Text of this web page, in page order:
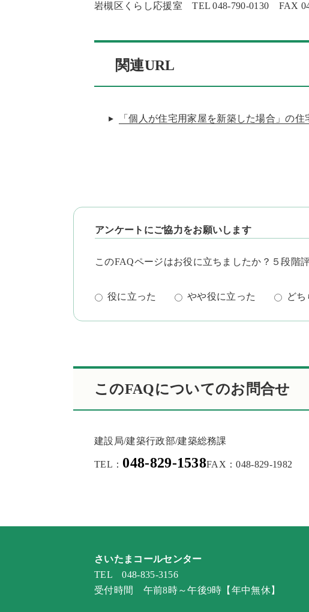
岩槻区くらし応援室 TEL 048-790-0130 FAX
関連URL
「個人が住宅用家屋を新築した場合」の
アンケートにご協力をお願いします
このFAQページはお役に立ちましたか？５段階
役に立った やや役に立った ど
このFAQについてのお問合せ
建設局/建築行政部/建築総務課
TEL： 048-829-1538FAX：048-829-1982
さいたまコールセンター
TEL 048-835-3156
受付時間 午前8時～午後9時【年中無休】